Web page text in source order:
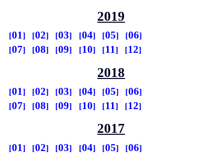
2019
01 02 03 04 05
06
07
08 09 10 11 12
2018
01 02 03 04 05
06
07
08 09 10 11 12
2017
01 02 03 04 05
06